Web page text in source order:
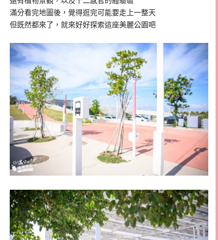
滿分看完地圖後，覺得逛完可能要走上一整天
但既然都來了，就來好好探索這座美麗公園吧